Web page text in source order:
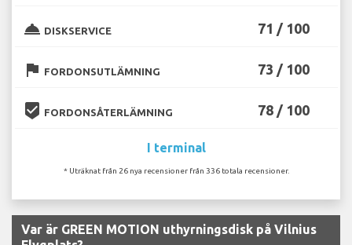
room_service DISKSERVICE 71 / 100
flag FORDONSUTLÄMNING 73 / 100
beenhere FORDONSÅTERLÄMNING 78 / 100
I terminal
* Uträknat från 26 nya recensioner från 336 totala recensioner.
Var är GREEN MOTION uthyrningsdisk på Vilnius